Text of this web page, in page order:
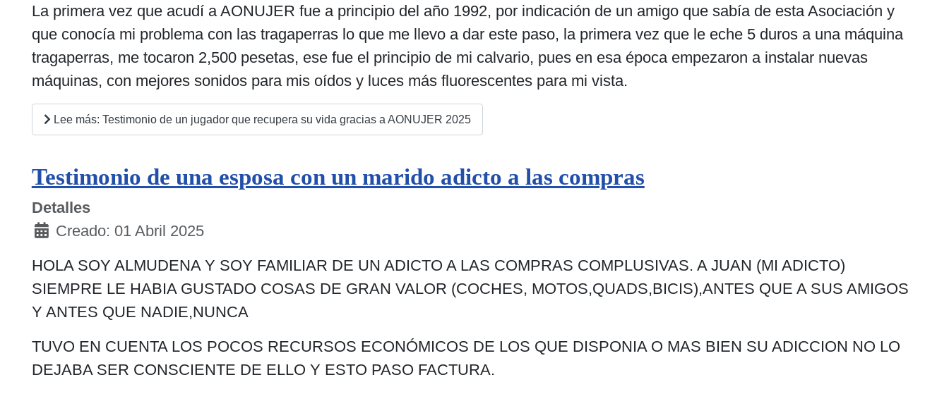
La primera vez que acudí a AONUJER fue a principio del año 1992, por indicación de un amigo que sabía de esta Asociación y
que conocía mi problema con las tragaperras lo que me llevo a dar este paso, la primera vez que le eche 5 duros a una máquina
tragaperras, me tocaron 2,500 pesetas, ese fue el principio de mi calvario, pues en esa época empezaron a instalar nuevas
máquinas, con mejores sonidos para mis oídos y luces más fluorescentes para mi vista.
Lee más: Testimonio de un jugador que recupera su vida gracias a AONUJER 2025
Testimonio de una esposa con un marido adicto a las compras
Detalles
Creado: 01 Abril 2025
HOLA SOY ALMUDENA Y SOY FAMILIAR DE UN ADICTO A LAS COMPRAS COMPLUSIVAS. A JUAN (MI ADICTO)
SIEMPRE LE HABIA GUSTADO COSAS DE GRAN VALOR (COCHES, MOTOS,QUADS,BICIS),ANTES QUE A SUS AMIGOS
Y ANTES QUE NADIE,NUNCA
TUVO EN CUENTA LOS POCOS RECURSOS ECONÓMICOS DE LOS QUE DISPONIA O MAS BIEN SU ADICCION NO LO
DEJABA SER CONSCIENTE DE ELLO Y ESTO PASO FACTURA.